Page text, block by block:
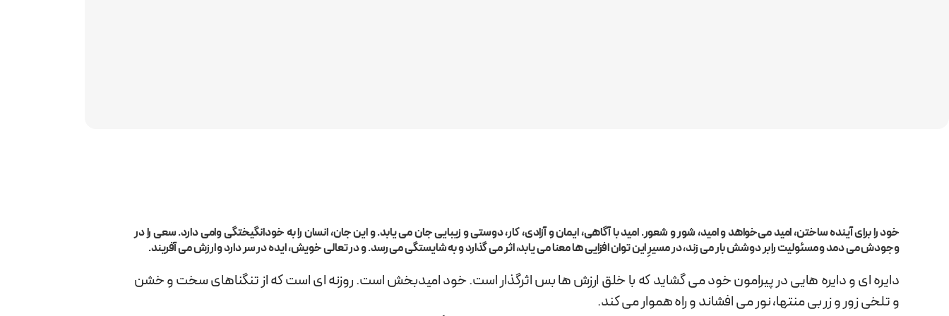
خود را برای آینده ساختن، امید می‌خواهد و امید، شور و شعور. امید با آگاهی، ایمان و آزادی، کار، دوستی و زیبایی جان می یابد. و این جان، انسان را به خودانگیختگی وامی دارد. سعی را در
وجودش می دمد و مسئولیت را بر دوشش بار می زند، در مسیرِ این توان افزایی ها معنا می یابد، اثر می گذارد و به شایستگی می رسد. و در تعالی خویش، ایده در سر دارد و ارزش می آفریند.
دایره ای و دایره هایی در پیرامون خود می گشاید که با خلق ارزش ها بس اثرگذار است. خود امیدبخش است. روزنه ای است که از تنگناهای سخت و خشن
و تلخی زور و زر بی منتها، نور می افشاند و راه هموار می کند.